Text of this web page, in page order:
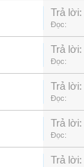
Trả lời:
Đọc:
Trả lời:
Đọc:
Trả lời:
Đọc:
Trả lời:
Đọc:
Trả lời: